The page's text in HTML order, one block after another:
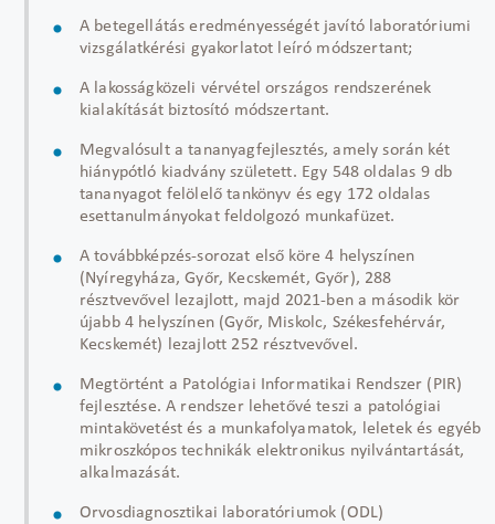
A betegellátás eredményességét javító laboratóriumi
vizsgálatkérési gyakorlatot leíró módszertant;
A lakosságközeli vérvétel országos rendszerének
kialakítását biztosító módszertant.
Megvalósult a tananyagfejlesztés, amely során két
hiánypótló kiadvány született. Egy 548 oldalas 9 db
tananyagot felölelő tankönyv és egy 172 oldalas
esettanulmányokat feldolgozó munkafüzet.
A továbbképzés-sorozat első köre 4 helyszínen
(Nyíregyháza, Győr, Kecskemét, Győr), 288
résztvevővel lezajlott, majd 2021-ben a második kör
újabb 4 helyszínen (Győr, Miskolc, Székesfehérvár,
Kecskemét) lezajlott 252 résztvevővel.
Megtörtént a Patológiai Informatikai Rendszer (PIR)
fejlesztése. A rendszer lehetővé teszi a patológiai
mintakövetést és a munkafolyamatok, leletek és egyéb
mikroszkópos technikák elektronikus nyilvántartását,
alkalmazását.
Orvosdiagnosztikai laboratóriumok (ODL)